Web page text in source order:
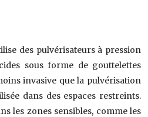
des pulvérisateurs à pression
sous forme de gouttelettes
invasive que la pulvérisation
dans des espaces restreints.
les zones sensibles, comme les